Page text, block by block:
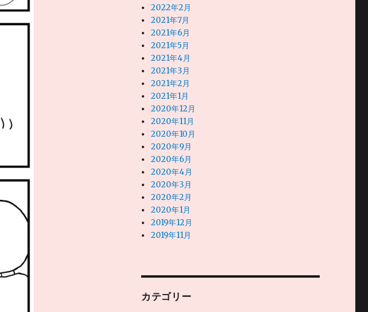
2022年2月
2021年7月
2021年6月
2021年5月
2021年4月
2021年3月
2021年2月
2021年1月
2020年12月
2020年11月
2020年10月
2020年9月
2020年6月
2020年4月
2020年3月
2020年2月
2020年1月
2019年12月
2019年11月
カテゴリー